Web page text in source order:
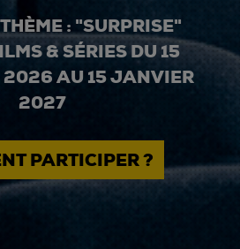
: "SURPRISE"
& SÉRIES DU 15
2026 AU 15 JANVIER
2027
PARTICIPER ?